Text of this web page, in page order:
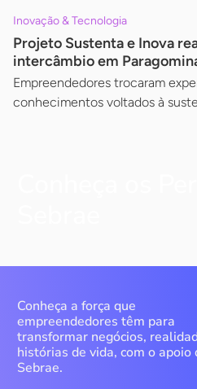
Inovação & Tecnologia
Projeto Sustenta e Inova
intercâmbio em
Empreendedores trocaram
conhecimentos voltados à
Conheça a força que
empreendedores têm para
transformar negócios,
histórias de vida, com o apoio
Sebrae.